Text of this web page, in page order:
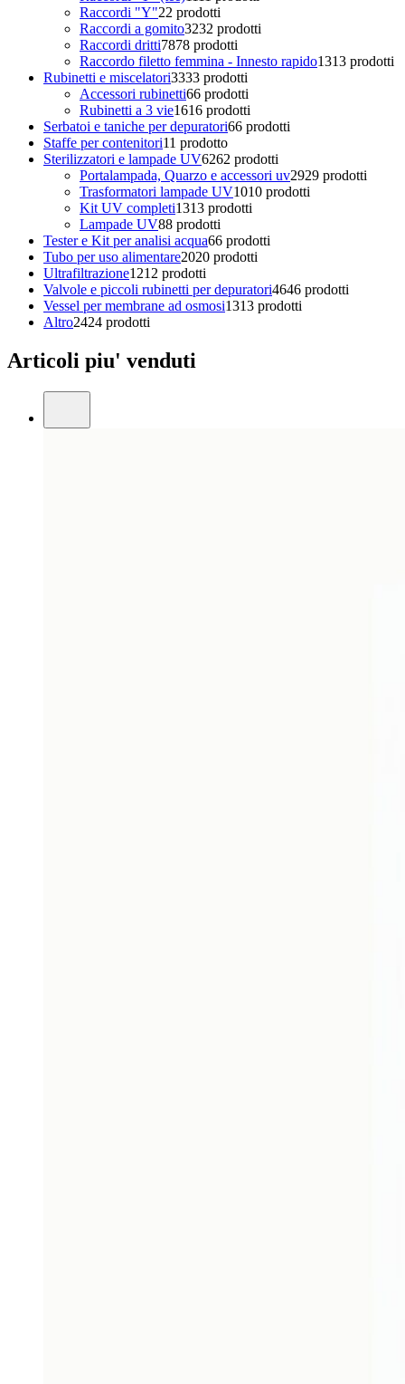
Raccordi "Y"22 prodotti
Raccordi a gomito3232 prodotti
Raccordi dritti7878 prodotti
Raccordo filetto femmina - Innesto rapido1313 prodotti
Rubinetti e miscelatori3333 prodotti
Accessori rubinetti66 prodotti
Rubinetti a 3 vie1616 prodotti
Serbatoi e taniche per depuratori66 prodotti
Staffe per contenitori11 prodotto
Sterilizzatori e lampade UV6262 prodotti
Portalampada, Quarzo e accessori uv2929 prodotti
Trasformatori lampade UV1010 prodotti
Kit UV completi1313 prodotti
Lampade UV88 prodotti
Tester e Kit per analisi acqua66 prodotti
Tubo per uso alimentare2020 prodotti
Ultrafiltrazione1212 prodotti
Valvole e piccoli rubinetti per depuratori4646 prodotti
Vessel per membrane ad osmosi1313 prodotti
Altro2424 prodotti
Articoli piu' venduti